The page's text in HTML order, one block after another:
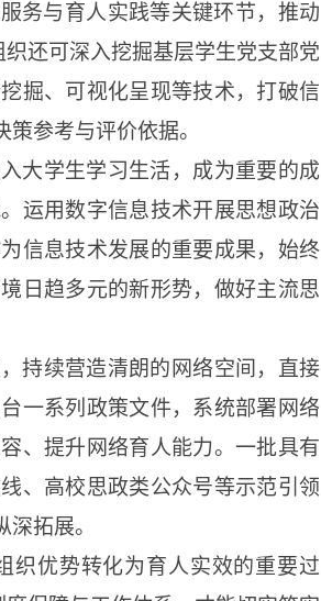
务与育人实践等关键环节，推动
还可深入挖掘基层学生党支部党
掘、可视化呈现等技术，打破信
参考与评价依据。
大学生学习生活，成为重要的成
运用数字信息技术开展思想政治
信息技术发展的重要成果，始终
日趋多元的新形势，做好主流思
持续营造清朗的网络空间，直接
一系列政策文件，系统部署网络
、提升网络育人能力。一批具有
、高校思政类公众号等示范引领
拓展。
织优势转化为育人实效的重要过